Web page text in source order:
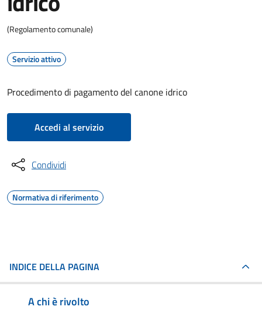
(Regolamento comunale)
Servizio attivo
Procedimento di pagamento del canone idrico
Accedi al servizio
Condividi
Normativa di riferimento
INDICE DELLA PAGINA
A chi è rivolto